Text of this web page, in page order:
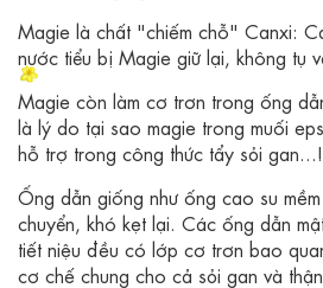
Magie là chất "chiếm chỗ" Canxi:
nước tiểu bị Magie giữ lại, không tụ
Magie còn làm cơ trơn trong ống
là lý do tại sao magie trong muối
hỗ trợ trong công thức tẩy sỏi gan...!
Ống dẫn giống như ống cao su
chuyển, khó kẹt lại. Các ống dẫn
tiết niệu đều có lớp cơ trơn bao
cơ chế chung cho cả sỏi gan và thận.